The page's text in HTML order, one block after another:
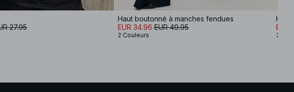
27.95
Haut boutonné à manches fendues
EUR 34.96 EUR 49.95
2 Couleurs
Haut
EUR
3